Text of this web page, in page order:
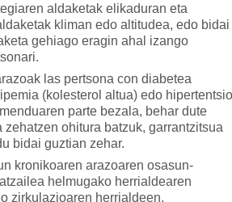
aldaketak elikaduran eta
kliman edo altitudea, edo bidai
gehiago eragin ahal izango
las pertsona con diabetea
(kolesterol altua) edo hipertentsio
parte bezala, behar dute
zehatzen ohitura batzuk, garrantzitsua
bidai guztian zehar.
kronikoaren arazoaren osasun-
helmugako herrialdearen
zirkulazioaren herrialdeen,